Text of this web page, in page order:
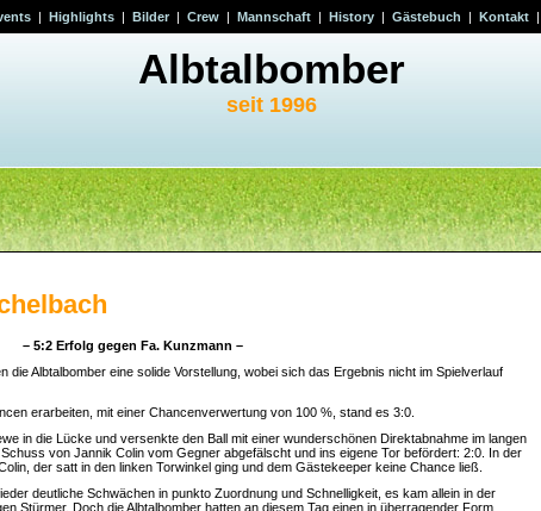
| Highlights| Bilder| Crew| Mannschaft| History| Gästebuch | Kontakt|
Albtalbomber
seit 1996
– 5:2 Erfolg gegen Fa. Kunzmann –
die Albtalbomber eine solide Vorstellung, wobei sich das Ergebnis nicht im Spielverlauf
erarbeiten, mit einer Chancenverwertung von 100 %, stand es 3:0.
in die Lücke und versenkte den Ball mit einer wunderschönen Direktabnahme im langen
von Jannik Colin vom Gegner abgefälscht und ins eigene Tor befördert: 2:0. In der
der satt in den linken Torwinkel ging und dem Gästekeeper keine Chance ließ.
deutliche Schwächen in punkto Zuordnung und Schnelligkeit, es kam allein in der
Stürmer. Doch die Albtalbomber hatten an diesem Tag einen in überragender Form